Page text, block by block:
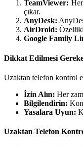
TeamViewer:
çıkar.
AnyDesk:
AirDroid:
Google Family
Dikkat Edilmesi
Uzaktan telefon kontrol
İzin Alın: Her
Bilgilendirin:
Yasalara Uyun:
Uzaktan Telefon